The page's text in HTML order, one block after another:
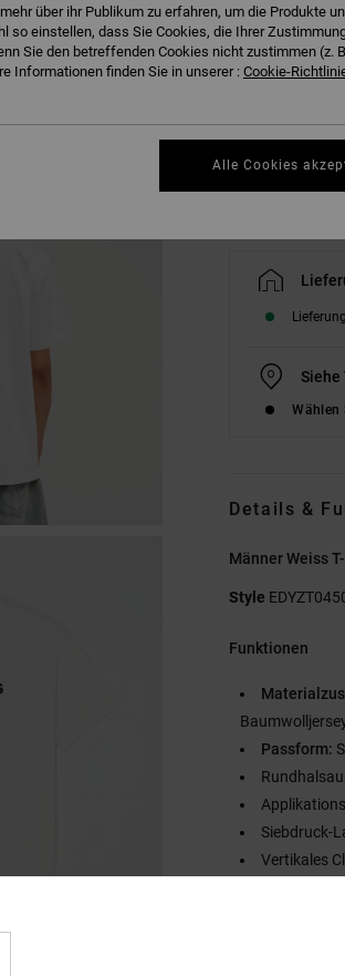
XS S
Siehe
Wählen
Details &
Männer Weiss
Style
Funktionen
Passform:
Siebdruck-
Vertikales
über ihr Publikum zu erfahren, um die Produkte
so einstellen, dass Sie Cookies, die Ihrer
Sie den betreffenden Cookies nicht zustimmen (z.
Informationen finden Sie in unserer : Cookie-
Alle Cookies